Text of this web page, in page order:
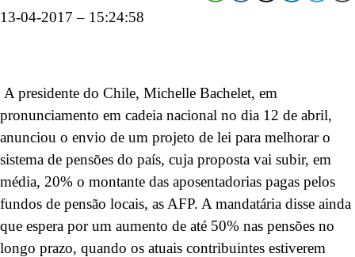
13-04-2017 – 15:24:58
A presidente do Chile, Michelle Bachelet, em
pronunciamento em cadeia nacional no dia 12 de abril,
anunciou o envio de um projeto de lei para melhorar o
sistema de pensões do país, cuja proposta vai subir, em
média, 20% o montante das aposentadorias pagas pelos
fundos de pensão locais, as AFP. A mandatária disse ainda
que espera por um aumento de até 50% nas pensões no
longo prazo, quando os atuais contribuintes estiverem